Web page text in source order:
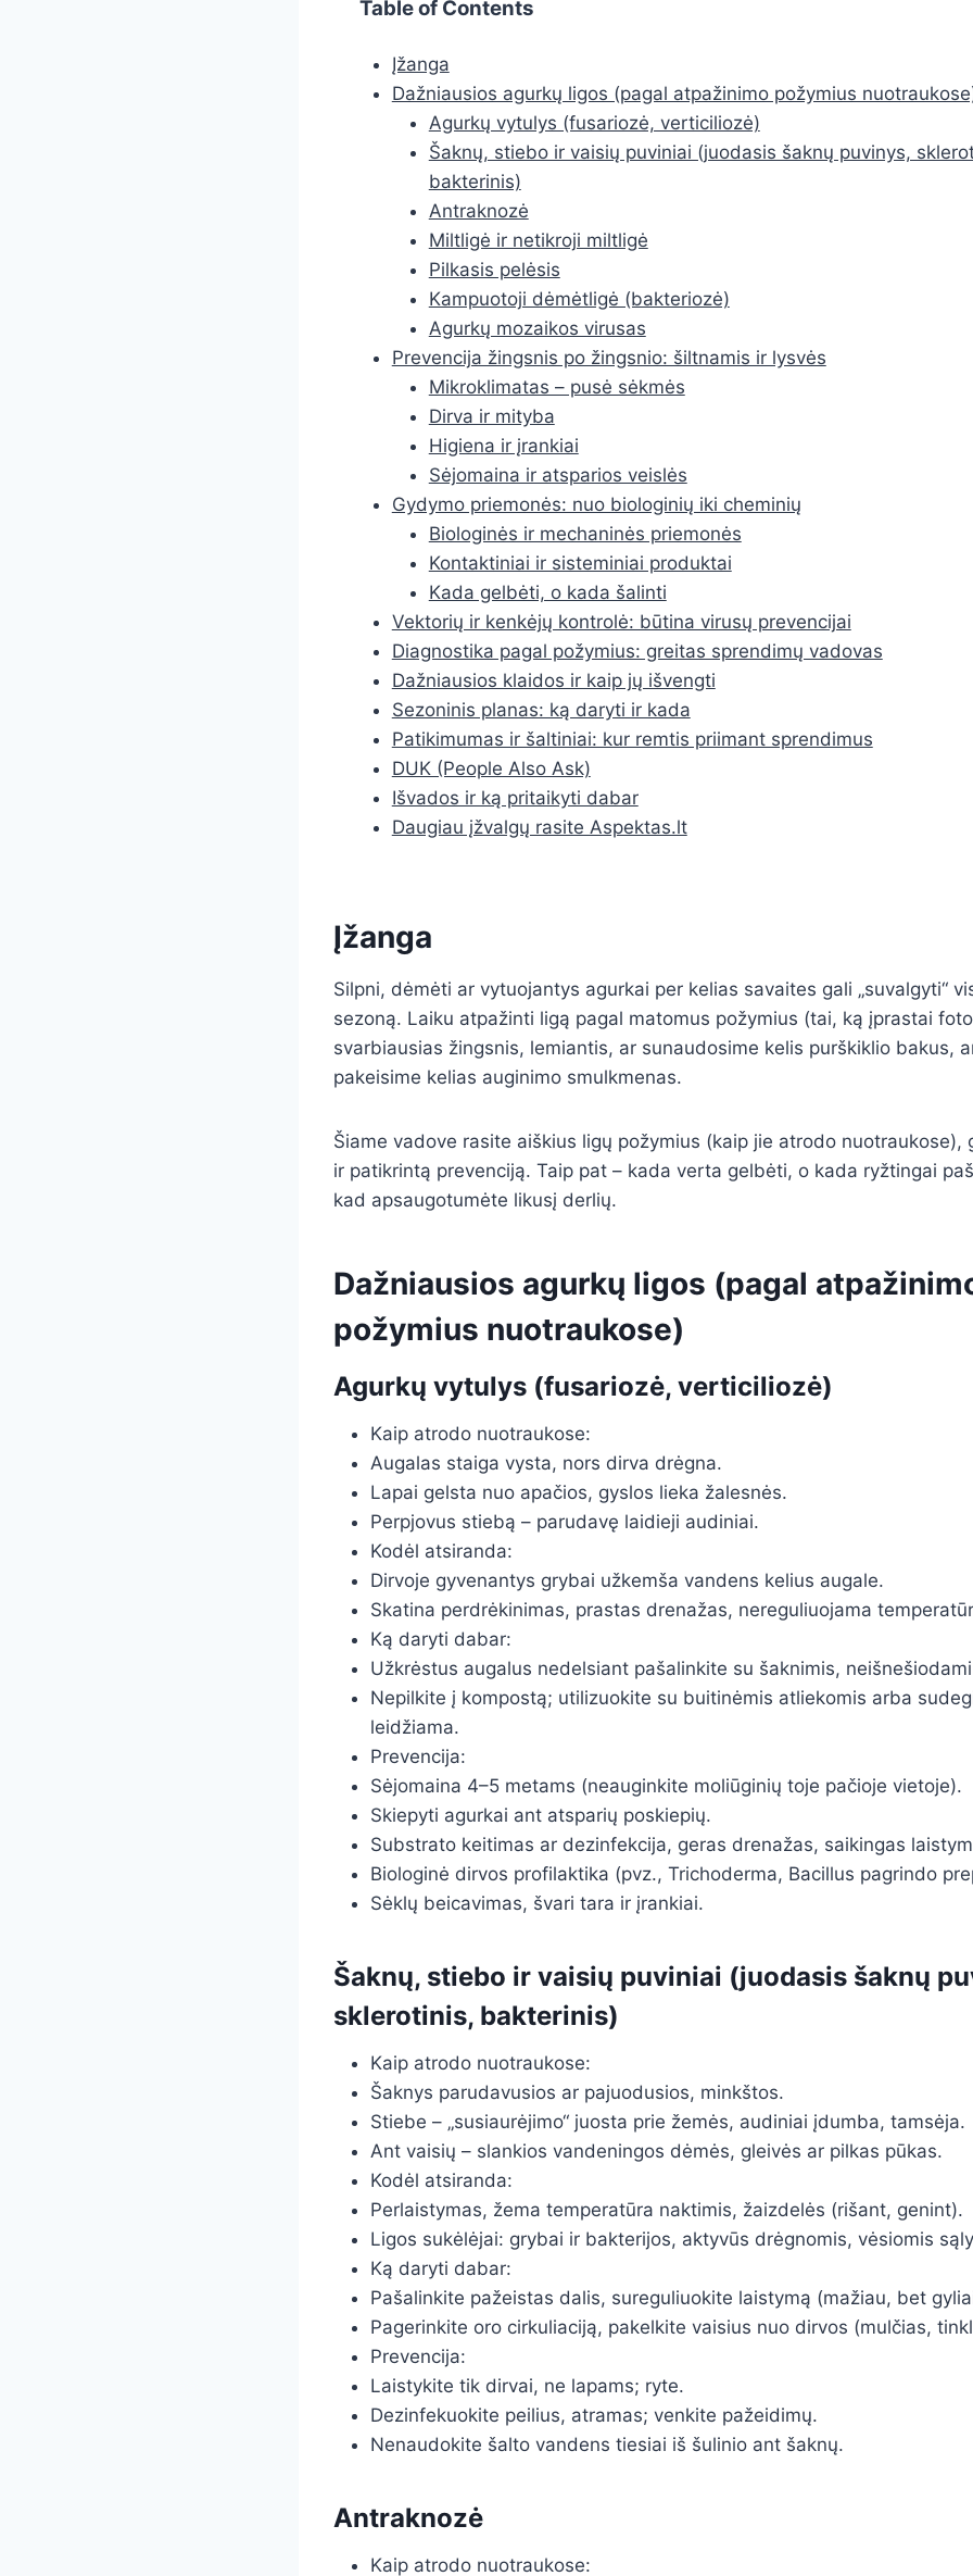
Table of Contents
Įžanga
Dažniausios agurkų ligos (pagal atpažinimo požymius
Agurkų vytulys (fusariozė, verticiliozė)
Šaknų, stiebo ir vaisių puviniai (juodasis šaknų puvinys,
bakterinis)
Antraknozė
Miltligė ir netikroji miltligė
Pilkasis pelėsis
Kampuotoji dėmėtligė (bakteriozė)
Agurkų mozaikos virusas
Prevencija žingsnis po žingsnio: šiltnamis ir lysvės
Mikroklimatas – pusė sėkmės
Dirva ir mityba
Higiena ir įrankiai
Sėjomaina ir atsparios veislės
Gydymo priemonės: nuo biologinių iki cheminių
Biologinės ir mechaninės priemonės
Kontaktiniai ir sisteminiai produktai
Kada gelbėti, o kada šalinti
Vektorių ir kenkėjų kontrolė: būtina virusų prevencijai
Diagnostika pagal požymius: greitas sprendimų vadovas
Dažniausios klaidos ir kaip jų išvengti
Sezoninis planas: ką daryti ir kada
Patikimumas ir šaltiniai: kur remtis priimant sprendimus
DUK (People Also Ask)
Išvados ir ką pritaikyti dabar
Daugiau įžvalgų rasite Aspektas.lt
Įžanga
Silpni, dėmėti ar vytuojantys agurkai per kelias savaites gali „suvalgyti“
sezoną. Laiku atpažinti ligą pagal matomus požymius (tai, ką įprastai
svarbiausias žingsnis, lemiantis, ar sunaudosime kelis purškiklio bakus,
pakeisime kelias auginimo smulkmenas.
Šiame vadove rasite aiškius ligų požymius (kaip jie atrodo nuotraukose),
ir patikrintą prevenciją. Taip pat – kada verta gelbėti, o kada ryžtingai
kad apsaugotumėte likusį derlių.
Dažniausios agurkų ligos (pagal
požymius nuotraukose)
Agurkų vytulys (fusariozė, verticiliozė)
Kaip atrodo nuotraukose:
Augalas staiga vysta, nors dirva drėgna.
Lapai gelsta nuo apačios, gyslos lieka žalesnės.
Perpjovus stiebą – parudavę laidieji audiniai.
Kodėl atsiranda:
Dirvoje gyvenantys grybai užkemša vandens kelius augale.
Skatina perdrėkinimas, prastas drenažas, nereguliuojama
Ką daryti dabar:
Užkrėstus augalus nedelsiant pašalinkite su šaknimis,
Nepilkite į kompostą; utilizuokite su buitinėmis atliekomis arba
leidžiama.
Prevencija:
Sėjomaina 4–5 metams (neauginkite moliūginių toje pačioje vietoje).
Skiepyti agurkai ant atsparių poskiepių.
Substrato keitimas ar dezinfekcija, geras drenažas, saikingas
Biologinė dirvos profilaktika (pvz., Trichoderma, Bacillus pagrindo
Sėklų beicavimas, švari tara ir įrankiai.
Šaknų, stiebo ir vaisių puviniai (juodasis šaknų
sklerotinis, bakterinis)
Kaip atrodo nuotraukose:
Šaknys parudavusios ar pajuodusios, minkštos.
Stiebe – „susiaurėjimo“ juosta prie žemės, audiniai įdumba, tamsėja.
Ant vaisių – slankios vandeningos dėmės, gleivės ar pilkas pūkas.
Kodėl atsiranda:
Perlaistymas, žema temperatūra naktimis, žaizdelės (rišant, genint).
Ligos sukėlėjai: grybai ir bakterijos, aktyvūs drėgnomis, vėsiomis
Ką daryti dabar:
Pašalinkite pažeistas dalis, sureguliuokite laistymą (mažiau, bet
Pagerinkite oro cirkuliaciją, pakelkite vaisius nuo dirvos (mulčias,
Prevencija:
Laistykite tik dirvai, ne lapams; ryte.
Dezinfekuokite peilius, atramas; venkite pažeidimų.
Nenaudokite šalto vandens tiesiai iš šulinio ant šaknų.
Antraknozė
Kaip atrodo nuotraukose: